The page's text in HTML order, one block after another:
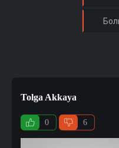
Tolga Akkaya
0 6